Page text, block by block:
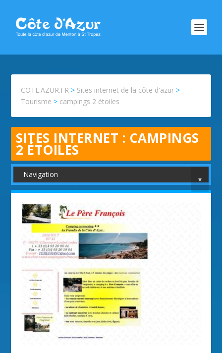
COTE.AZUR.FR > Sites internet de la côte d'azur >
Tourisme > campings 2 étoiles
SITES INTERNET : CAMPINGS
2 ÉTOILES
Navigation
▾